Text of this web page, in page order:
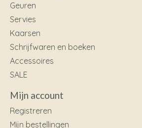
Geuren
Servies
Kaarsen
Schrijfwaren en boeken
Accessoires
SALE
Mijn account
Registreren
Mijn bestellingen